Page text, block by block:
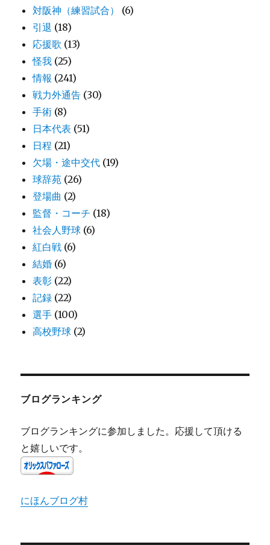
対阪神（練習試合）
(6)
引退 (18)
応援歌 (13)
怪我 (25)
情報 (241)
戦力外通告 (30)
手術 (8)
日本代表 (51)
日程 (21)
欠場・途中交代 (19)
球辞苑 (26)
登場曲 (2)
監督・コーチ (18)
社会人野球 (6)
紅白戦 (6)
結婚 (6)
表彰 (22)
記録 (22)
選手 (100)
高校野球 (2)
ブログランキング
ブログランキングに参加しました。応援して頂ける
と嬉しいです。
にほんブログ村